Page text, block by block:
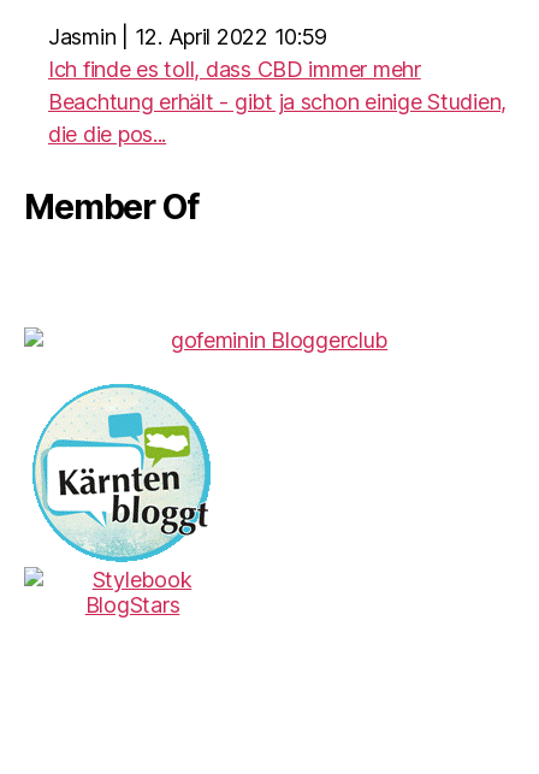
Jasmin
12. April 2022 10:59
Ich finde es toll, dass CBD immer mehr
Beachtung erhält - gibt ja schon einige Studien,
die die pos...
Member Of